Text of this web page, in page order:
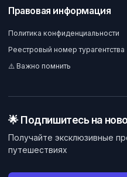
Правовая информация
Политика конфиденциальности
Реестровый номер турагентства
⚠️ Важно помнить
🌟 Подпишитесь на
Получайте эксклюзивные
путешествиях